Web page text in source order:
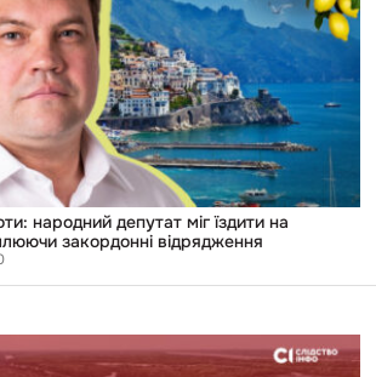
народний депутат міг їздити на
закордонні відрядження